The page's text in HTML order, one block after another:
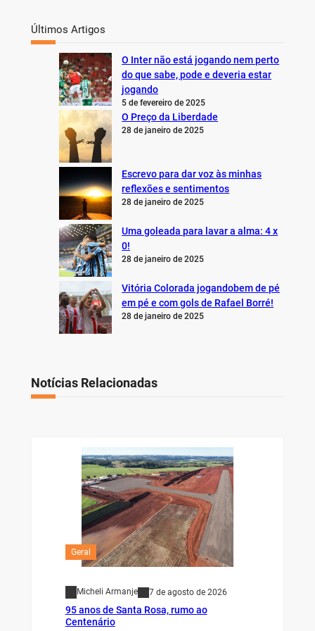
Últimos Artigos
O Inter não está jogando nem perto
do que sabe, pode e deveria estar
jogando
5 de fevereiro de 2025
O Preço da Liberdade
28 de janeiro de 2025
Escrevo para dar voz às minhas
reflexões e sentimentos
28 de janeiro de 2025
Uma goleada para lavar a alma: 4 x
0!
28 de janeiro de 2025
Vitória Colorada jogandobem de pé
em pé e com gols de Rafael Borré!
28 de janeiro de 2025
Notícias Relacionadas
Geral
Micheli Armanje 7 de agosto de 2026
95 anos de Santa Rosa, rumo ao
Centenário